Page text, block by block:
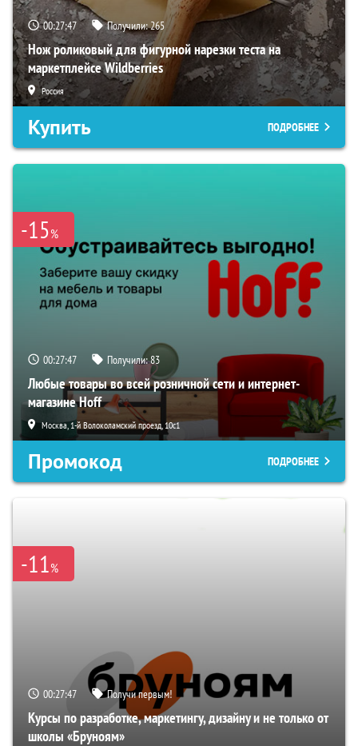
00:27:46 Получили:265
Нож роликовый для фигурной нарезки теста на
маркетплейсе Wildberries
Россия
Купить ПОДРОБНЕЕ
-15%
00:27:46 Получили:83
Любые товары во всей розничной сети и интернет-
магазине Hoff
Москва, 1-й Волоколамский проезд, 10с1
Промокод ПОДРОБНЕЕ
-11%
00:27:46 Получи первым!
Курсы по разработке, маркетингу, дизайну и не только от
школы «Бруноям»